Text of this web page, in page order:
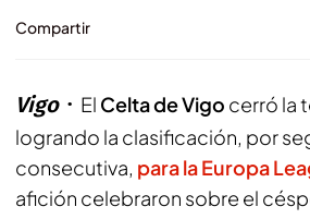
Compartir
Vigo El Celta de Vigo cerró la
logrando la clasificación, por
consecutiva, para la Europa
afición celebraron sobre el